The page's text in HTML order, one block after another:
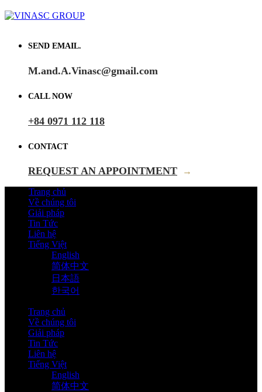
SEND EMAIL.
M.and.A.Vinasc@gmail.com
CALL NOW
+84 0971 112 118
CONTACT
REQUEST AN APPOINTMENT →
Trang chủ
Về chúng tôi
Giải pháp
Tin Tức
Liên hệ
Tiếng Việt
English
简体中文
日本語
한국어
Trang chủ
Về chúng tôi
Giải pháp
Tin Tức
Liên hệ
Tiếng Việt
English
简体中文